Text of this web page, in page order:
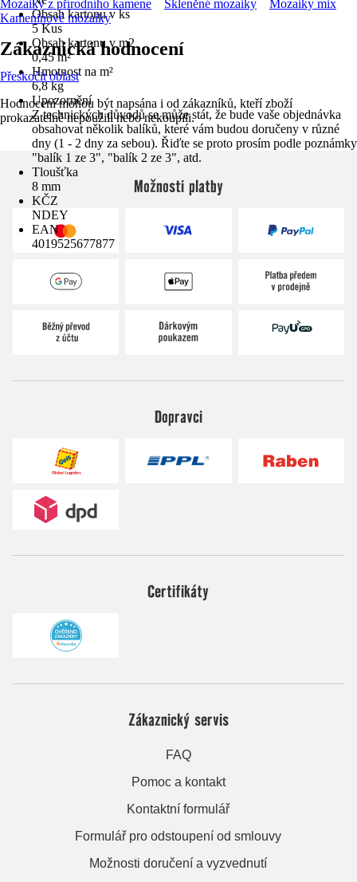
Obsah kartonu v ks
5 Kus
Obsah kartonu v m2
0,45 m²
Hmotnost na m²
6,8 kg
Upozornění
Z technických důvodů se může stát, že bude vaše objednávka
obsahovat několik balíků, které vám budou doručeny v různé
dny (1 - 2 dny za sebou). Řiďte se proto prosím podle poznámky
"balík 1 ze 3", "balík 2 ze 3", atd.
Tloušťka
8 mm
KČZ
NDEY
EAN
4019525677877
Mozaiky z přírodního kamene
Skleněné mozaiky
Mozaiky mix
Kameninové mozaiky
Zákaznická hodnocení
Přeskočit oblast
Hodnocení mohou být napsána i od zákazníků, kteří zboží
prokazatelně nepoužili nebo nekoupili.
Možnosti platby
Dopravci
Certifikáty
Zákaznický servis
FAQ
Pomoc a kontakt
Kontaktní formulář
Formulář pro odstoupení od smlouvy
Možnosti doručení a vyzvednutí